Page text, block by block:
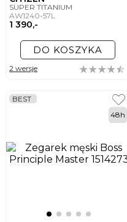
SUPER TITANIUM
AW1240-57L
1 390,-
DO KOSZYKA
2 wersje
BEST
48h